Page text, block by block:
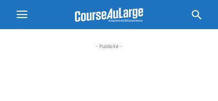
- Publicité -